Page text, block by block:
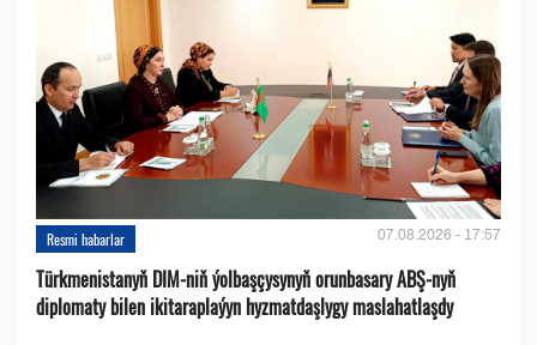
Resmi habarlar 07.08.2026 - 17:57
Türkmenistanyň DIM-niň ýolbaşçysynyň orunbasary ABŞ-nyň
diplomaty bilen ikitaraplaýyn hyzmatdaşlygy maslahatlaşdy